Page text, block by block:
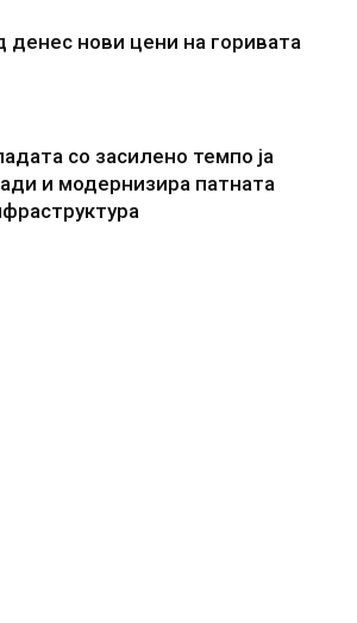
денес нови цени на горивата
со засилено темпо ја
и модернизира патната